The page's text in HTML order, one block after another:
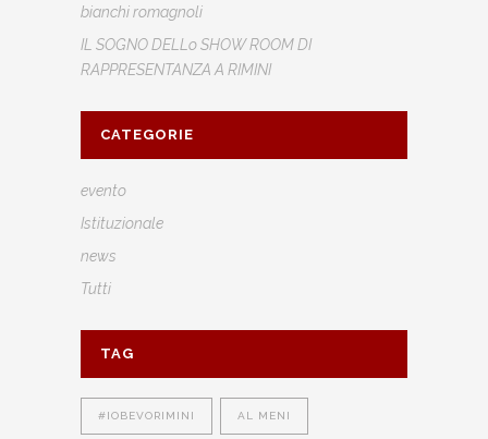
bianchi romagnoli
IL SOGNO DELLo SHOW ROOM DI
RAPPRESENTANZA A RIMINI
CATEGORIE
evento
Istituzionale
news
Tutti
TAG
#IOBEVORIMINI AL MENI